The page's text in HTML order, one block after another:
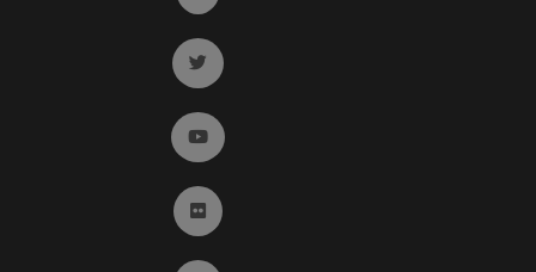
Ir a twitter (abre en ventana nueva)
Ir a YouTube (abre en ventana nueva)
Ir a Flickr (abre en ventana nueva)